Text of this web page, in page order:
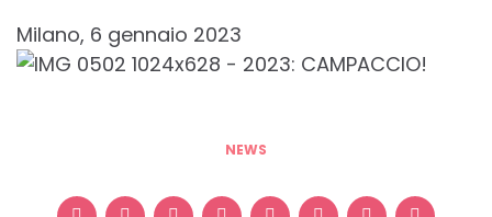
Milano, 6 gennaio 2023
NEWS